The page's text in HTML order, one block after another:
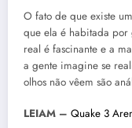
O fato de que existe
que ela é habitada por
real é fascinante e a
a gente imagine se
olhos não vêem são
LEIAM – Quake 3